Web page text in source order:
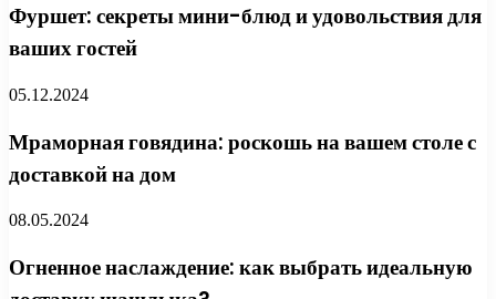
Фуршет: секреты мини-блюд и удовольствия для
ваших гостей
05.12.2024
Мраморная говядина: роскошь на вашем столе с
доставкой на дом
08.05.2024
Огненное наслаждение: как выбрать идеальную